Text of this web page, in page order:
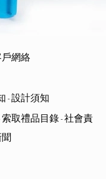
網絡
- 設計須知
索取禮品目錄 - 社會責